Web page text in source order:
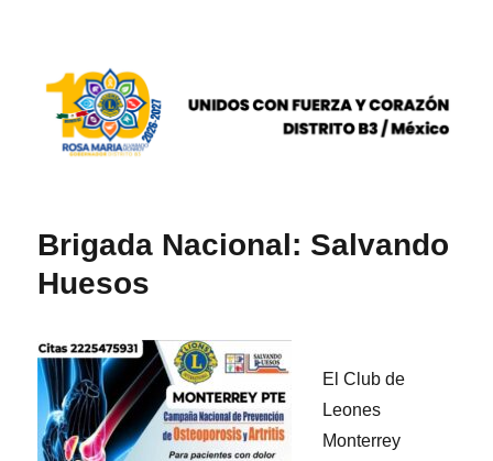
DISTRITO B3 / México
Brigada Nacional: Salvando
Huesos
El Club de
Leones
Monterrey